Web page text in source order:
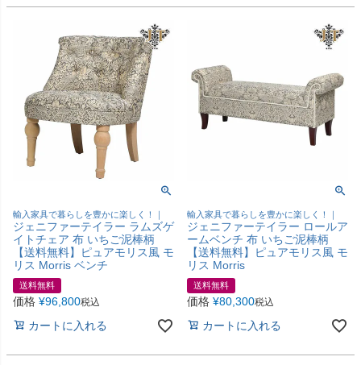
輸入家具で暮らしを豊かに楽しく！｜
ジェニファーテイラー ラムズゲ
イトチェア 布 いちご泥棒柄
【送料無料】ピュアモリス風 モ
リス Morris ベンチ
送料無料
価格 ¥96,800税込
カートに入れる
輸入家具で暮らしを豊かに楽しく！｜
ジェニファーテイラー ロールア
ームベンチ 布 いちご泥棒柄
【送料無料】ピュアモリス風 モ
リス Morris
送料無料
価格 ¥80,300税込
カートに入れる